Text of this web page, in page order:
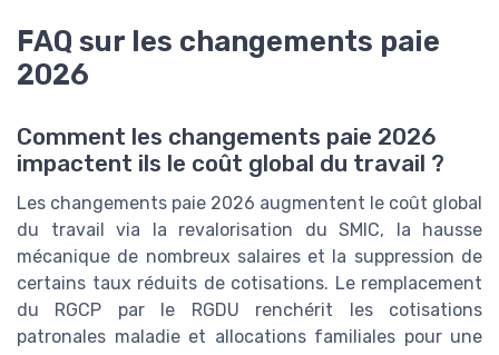
FAQ sur les changements paie
2026
Comment les changements paie 2026
impactent ils le coût global du travail ?
Les changements paie 2026 augmentent le coût global
du travail via la revalorisation du SMIC, la hausse
mécanique de nombreux salaires et la suppression de
certains taux réduits de cotisations. Le remplacement
du RGCP par le RGDU renchérit les cotisations
patronales maladie et allocations familiales pour une